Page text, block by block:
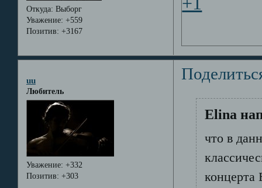
Откуда: Выборг
Уважение: +559
Позитив: +3167
uu
Любитель
Уважение: +332
Позитив: +303
Elina
что в
концерта